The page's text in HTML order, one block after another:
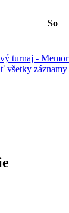
So
turnaj -
všetky záznamy